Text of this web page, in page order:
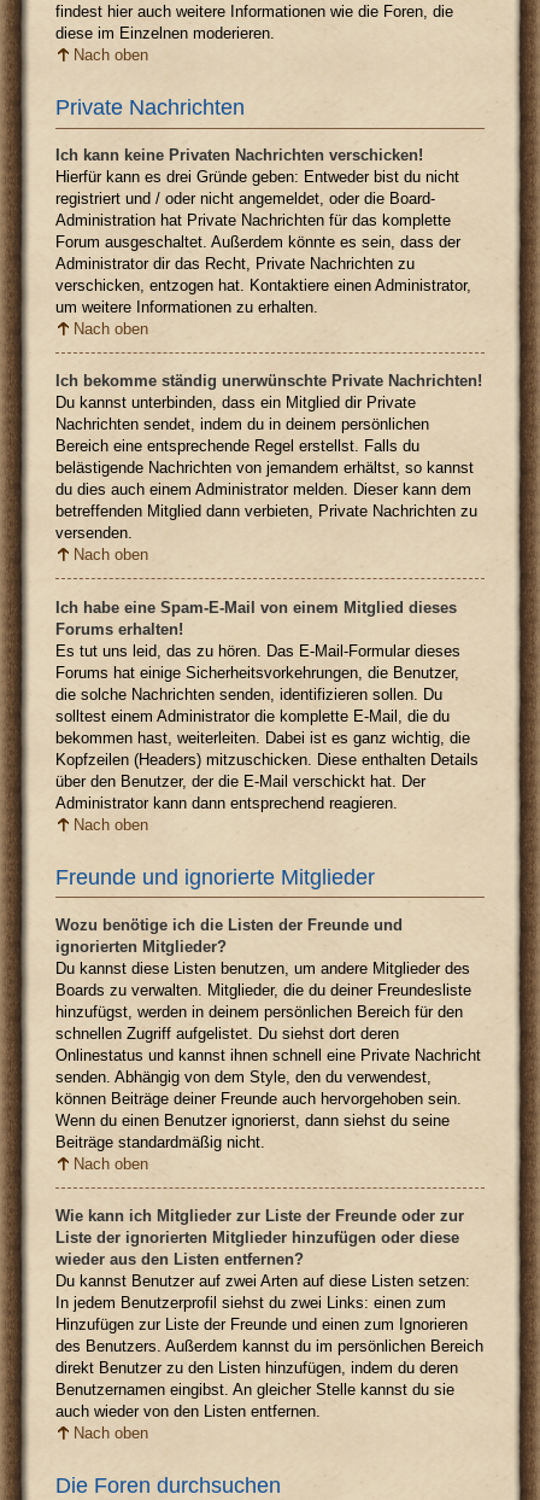
findest hier auch weitere Informationen wie die Foren, die
diese im Einzelnen moderieren.
Nach oben
Private Nachrichten
Ich kann keine Privaten Nachrichten verschicken!
Hierfür kann es drei Gründe geben: Entweder bist du nicht
registriert und / oder nicht angemeldet, oder die Board-
Administration hat Private Nachrichten für das komplette
Forum ausgeschaltet. Außerdem könnte es sein, dass der
Administrator dir das Recht, Private Nachrichten zu
verschicken, entzogen hat. Kontaktiere einen Administrator,
um weitere Informationen zu erhalten.
Nach oben
Ich bekomme ständig unerwünschte Private Nachrichten!
Du kannst unterbinden, dass ein Mitglied dir Private
Nachrichten sendet, indem du in deinem persönlichen
Bereich eine entsprechende Regel erstellst. Falls du
belästigende Nachrichten von jemandem erhältst, so kannst
du dies auch einem Administrator melden. Dieser kann dem
betreffenden Mitglied dann verbieten, Private Nachrichten zu
versenden.
Nach oben
Ich habe eine Spam-E-Mail von einem Mitglied dieses
Forums erhalten!
Es tut uns leid, das zu hören. Das E-Mail-Formular dieses
Forums hat einige Sicherheitsvorkehrungen, die Benutzer,
die solche Nachrichten senden, identifizieren sollen. Du
solltest einem Administrator die komplette E-Mail, die du
bekommen hast, weiterleiten. Dabei ist es ganz wichtig, die
Kopfzeilen (Headers) mitzuschicken. Diese enthalten Details
über den Benutzer, der die E-Mail verschickt hat. Der
Administrator kann dann entsprechend reagieren.
Nach oben
Freunde und ignorierte Mitglieder
Wozu benötige ich die Listen der Freunde und
ignorierten Mitglieder?
Du kannst diese Listen benutzen, um andere Mitglieder des
Boards zu verwalten. Mitglieder, die du deiner Freundesliste
hinzufügst, werden in deinem persönlichen Bereich für den
schnellen Zugriff aufgelistet. Du siehst dort deren
Onlinestatus und kannst ihnen schnell eine Private Nachricht
senden. Abhängig von dem Style, den du verwendest,
können Beiträge deiner Freunde auch hervorgehoben sein.
Wenn du einen Benutzer ignorierst, dann siehst du seine
Beiträge standardmäßig nicht.
Nach oben
Wie kann ich Mitglieder zur Liste der Freunde oder zur
Liste der ignorierten Mitglieder hinzufügen oder diese
wieder aus den Listen entfernen?
Du kannst Benutzer auf zwei Arten auf diese Listen setzen:
In jedem Benutzerprofil siehst du zwei Links: einen zum
Hinzufügen zur Liste der Freunde und einen zum Ignorieren
des Benutzers. Außerdem kannst du im persönlichen Bereich
direkt Benutzer zu den Listen hinzufügen, indem du deren
Benutzernamen eingibst. An gleicher Stelle kannst du sie
auch wieder von den Listen entfernen.
Nach oben
Die Foren durchsuchen